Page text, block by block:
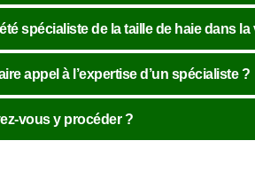
spécialiste de la taille de haie dans la
appel à l’expertise d’un spécialiste ?
vous y procéder ?